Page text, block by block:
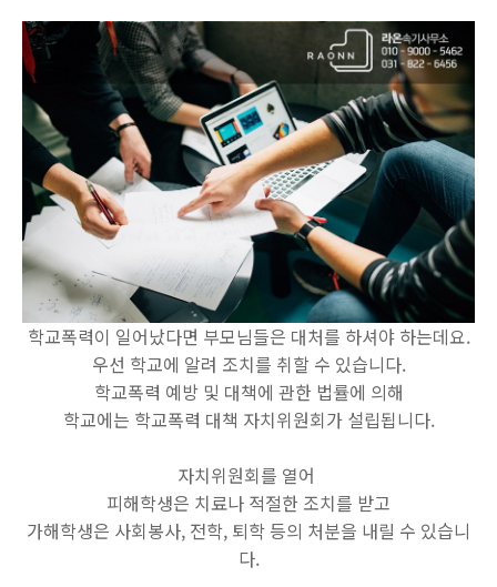
학교폭력이 일어났다면 부모님들은 대처를 하셔야 하는데요.
우선 학교에 알려 조치를 취할 수 있습니다.
학교폭력 예방 및 대책에 관한 법률에 의해
학교에는 학교폭력 대책 자치위원회가 설립됩니다.
자치위원회를 열어
피해학생은 치료나 적절한 조치를 받고
가해학생은 사회봉사, 전학, 퇴학 등의 처분을 내릴 수 있습니
다.